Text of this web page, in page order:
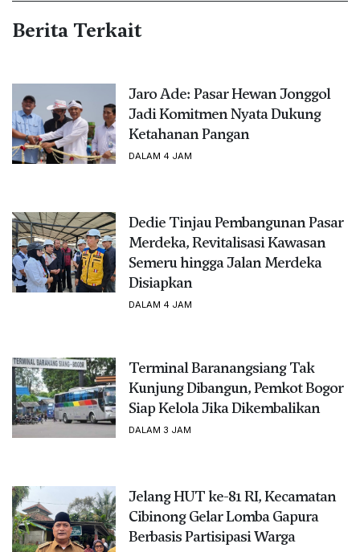
Berita Terkait
Jaro Ade: Pasar Hewan Jonggol
Jadi Komitmen Nyata Dukung
Ketahanan Pangan
DALAM 4 JAM
Dedie Tinjau Pembangunan Pasar
Merdeka, Revitalisasi Kawasan
Semeru hingga Jalan Merdeka
Disiapkan
DALAM 4 JAM
Terminal Baranangsiang Tak
Kunjung Dibangun, Pemkot Bogor
Siap Kelola Jika Dikembalikan
DALAM 3 JAM
Jelang HUT ke-81 RI, Kecamatan
Cibinong Gelar Lomba Gapura
Berbasis Partisipasi Warga